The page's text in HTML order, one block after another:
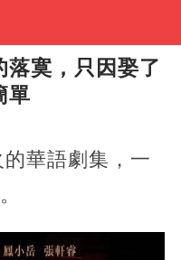
落寞，只因娶了
單
華語劇集，一